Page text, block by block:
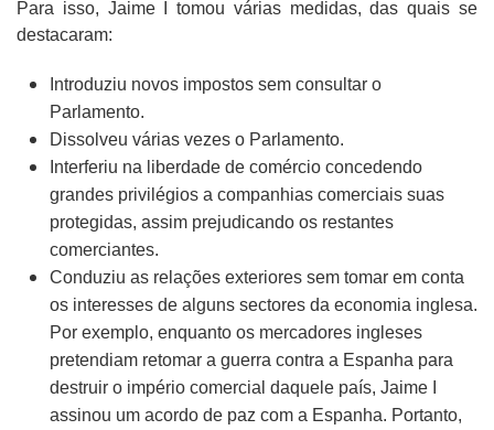
Para isso, Jaime I tomou várias medidas, das quais se
destacaram:
Introduziu novos impostos sem consultar o
Parlamento.
Dissolveu várias vezes o Parlamento.
Interferiu na liberdade de comércio concedendo
grandes privilégios a companhias comerciais suas
protegidas, assim prejudicando os restantes
comerciantes.
Conduziu as relações exteriores sem tomar em conta
os interesses de alguns sectores da economia inglesa.
Por exemplo, enquanto os mercadores ingleses
pretendiam retomar a guerra contra a Espanha para
destruir o império comercial daquele país, Jaime I
assinou um acordo de paz com a Espanha. Portanto,